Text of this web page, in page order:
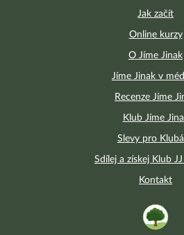
Jak začít
Online kurzy
O Jíme Jinak
Jíme Jinak v
Recenze Jíme
Klub Jíme
Slevy pro
Sdílej a získej Klub
Kontakt